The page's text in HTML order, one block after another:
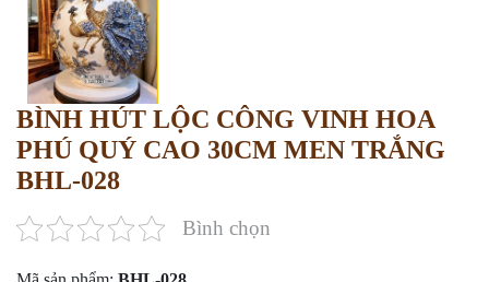
BÌNH HÚT LỘC CÔNG VINH HOA
PHÚ QUÝ CAO 30CM MEN TRẮNG
BHL-028
Bình chọn